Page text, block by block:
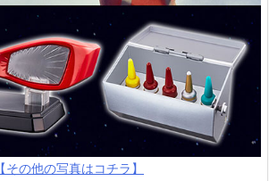
【その他の写真はコチラ】